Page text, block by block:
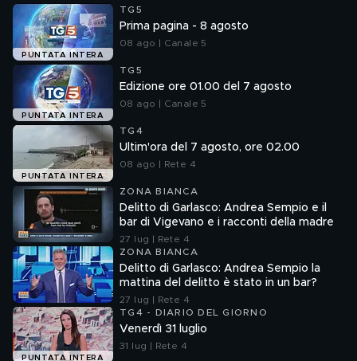
PUNTATA INTERA
TG5
Prima pagina - 8 agosto
08 ago | Canale 5
PUNTATA INTERA
TG5
Edizione ore 01.00 del 7 agosto
08 ago | Canale 5
PUNTATA INTERA
TG4
Ultim'ora del 7 agosto, ore 02.00
08 ago | Rete 4
ZONA BIANCA
Delitto di Garlasco: Andrea Sempio e il
bar di Vigevano e i racconti della madre
27 lug | Rete 4
ZONA BIANCA
Delitto di Garlasco: Andrea Sempio la
mattina del delitto è stato in un bar?
27 lug | Rete 4
PUNTATA INTERA
TG4 - DIARIO DEL GIORNO
Venerdì 31 luglio
31 lug | Rete 4